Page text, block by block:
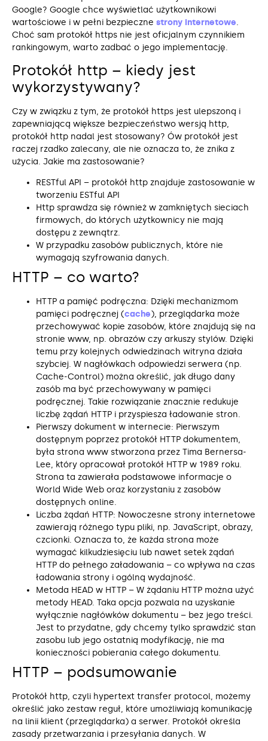
Google? Google chce wyświetlać użytkownikowi
wartościowe i w pełni bezpieczne strony internetowe.
Choć sam protokół https nie jest oficjalnym czynnikiem
rankingowym, warto zadbać o jego implementację.
Protokół http – kiedy jest
wykorzystywany?
Czy w związku z tym, że protokół https jest ulepszoną i
zapewniającą większe bezpieczeństwo wersją http,
protokół http nadal jest stosowany? Ów protokół jest
raczej rzadko zalecany, ale nie oznacza to, że znika z
użycia. Jakie ma zastosowanie?
RESTful API – protokół http znajduje zastosowanie w
tworzeniu ESTful API
Http sprawdza się również w zamkniętych sieciach
firmowych, do których użytkownicy nie mają
dostępu z zewnątrz.
W przypadku zasobów publicznych, które nie
wymagają szyfrowania danych.
HTTP – co warto?
HTTP a pamięć podręczna: Dzięki mechanizmom
pamięci podręcznej (cache), przeglądarka może
przechowywać kopie zasobów, które znajdują się na
stronie www, np. obrazów czy arkuszy stylów. Dzięki
temu przy kolejnych odwiedzinach witryna działa
szybciej. W nagłówkach odpowiedzi serwera (np.
Cache-Control) można określić, jak długo dany
zasób ma być przechowywany w pamięci
podręcznej. Takie rozwiązanie znacznie redukuje
liczbę żądań HTTP i przyspiesza ładowanie stron.
Pierwszy dokument w internecie: Pierwszym
dostępnym poprzez protokół HTTP dokumentem,
była strona www stworzona przez Tima Bernersa-
Lee, który opracował protokół HTTP w 1989 roku.
Strona ta zawierała podstawowe informacje o
World Wide Web oraz korzystaniu z zasobów
dostępnych online.
Liczba żądań HTTP: Nowoczesne strony internetowe
zawierają różnego typu pliki, np. JavaScript, obrazy,
czcionki. Oznacza to, że każda strona może
wymagać kilkudziesięciu lub nawet setek żądań
HTTP do pełnego załadowania – co wpływa na czas
ładowania strony i ogólną wydajność.
Metoda HEAD w HTTP – W żądaniu HTTP można użyć
metody HEAD. Taka opcja pozwala na uzyskanie
wyłącznie nagłówków dokumentu – bez jego treści.
Jest to przydatne, gdy chcemy tylko sprawdzić stan
zasobu lub jego ostatnią modyfikację, nie ma
konieczności pobierania całego dokumentu.
HTTP – podsumowanie
Protokół http, czyli hypertext transfer protocol, możemy
określić jako zestaw reguł, które umożliwiają komunikację
na linii klient (przeglądarka) a serwer. Protokół określa
zasady przetwarzania i przesyłania danych. W